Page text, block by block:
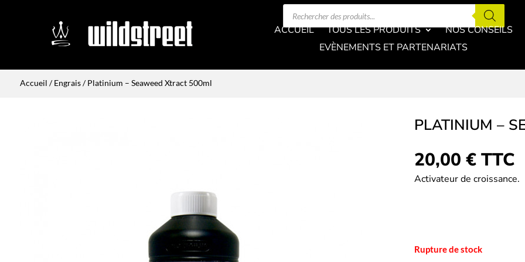
Recherche
ACCUEIL TOUS LES PRODUITS
NOS CONSEILS
EVÈNEMENTS ET PARTENARIATS
Accueil /Engrais/ Platinium – Seaweed Xtract 500ml
PLATINIUM –
20,00€TTC
Activateur de croissance.
Rupture de stock